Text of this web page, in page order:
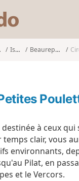
s
o
Isère Beaurepaire
destinée à ceux
temps clair, vous
environnants,
Pilat, en
et le Vercors.